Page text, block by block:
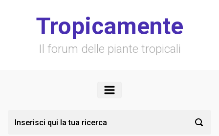
Tropicamente
Il forum delle piante tropicali